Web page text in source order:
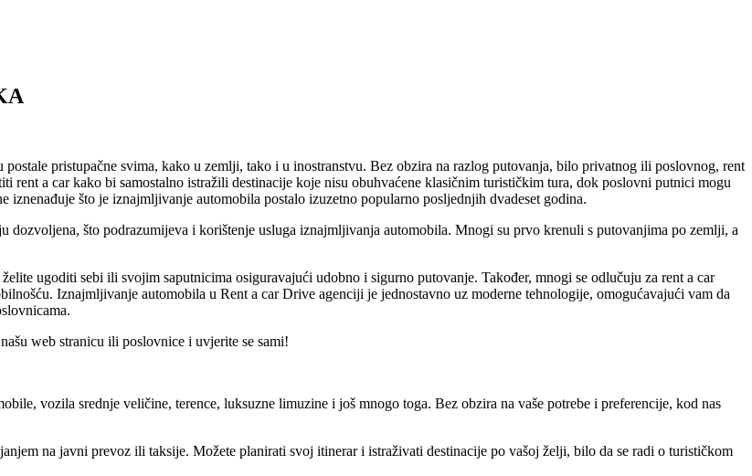
pristupačne svima, kako u zemlji, tako i u inostranstvu. Bez obzira na razlog putovanja, bilo privatnog ili poslovnog, rent
rent a car kako bi samostalno istražili destinacije koje nisu obuhvaćene klasičnim turističkim tura, dok poslovni putnici mogu
iznenađuje što je iznajmljivanje automobila postalo izuzetno popularno posljednjih dvadeset godina.
dozvoljena, što podrazumijeva i korištenje usluga iznajmljivanja automobila. Mnogi su prvo krenuli s putovanjima po zemlji, a
ugoditi sebi ili svojim saputnicima osiguravajući udobno i sigurno putovanje. Također, mnogi se odlučuju za rent a car
Iznajmljivanje automobila u Rent a car Drive agenciji je jednostavno uz moderne tehnologije, omogućavajući vam da
web stranicu ili poslovnice i uvjerite se sami!
vozila srednje veličine, terence, luksuzne limuzine i još mnogo toga. Bez obzira na vaše potrebe i preferencije, kod nas
na javni prevoz ili taksije. Možete planirati svoj itinerar i istraživati destinacije po vašoj želji, bilo da se radi o turističkom